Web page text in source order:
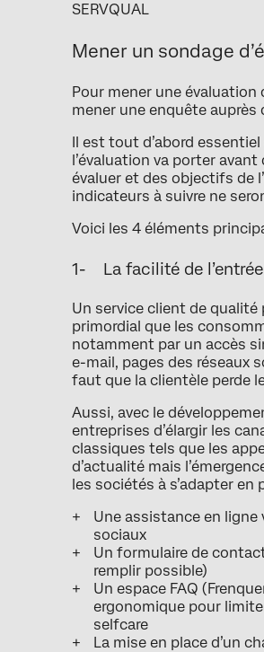
SERVQUAL
Mener un sondage
Pour mener une
mener une enquête auprès
Il est tout d’abord
l’évaluation va porter
évaluer et des objectifs de
indicateurs à suivre ne
Voici les 4 éléments
1- La facilité de
Un service client de
primordial que les
notamment par un accès
e-mail, pages des réseaux
faut que la clientèle perde
Aussi, avec le
entreprises d’élargir les
classiques tels que les
d’actualité mais
les sociétés à s’adapter
Une assistance en
sociaux
Un formulaire de
remplir possible)
Un espace FAQ
ergonomique pour
selfcare
La mise en place d’un